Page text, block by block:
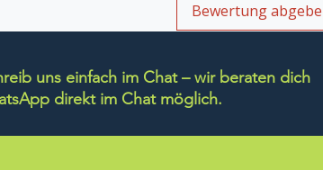
Bewertung
uns einfach im Chat – wir beraten dich
direkt im Chat möglich.